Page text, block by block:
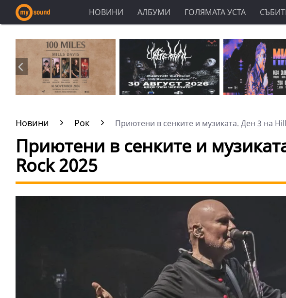
НОВИНИ АЛБУМИ ГОЛЯМАТА УСТА
Новини Рок Приютени в сенките и музиката. Ден 3 на
Приютени в сенките и
Rock 2025